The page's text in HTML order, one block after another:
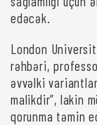
edəcək.
London
rəhbəri,
əvvəlki
malikdir”, lakin
qorunma təmin